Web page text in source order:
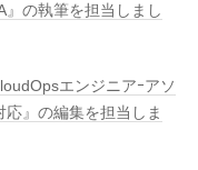
の執筆を担当しまし
エンジニアｰアソ
』の編集を担当しま